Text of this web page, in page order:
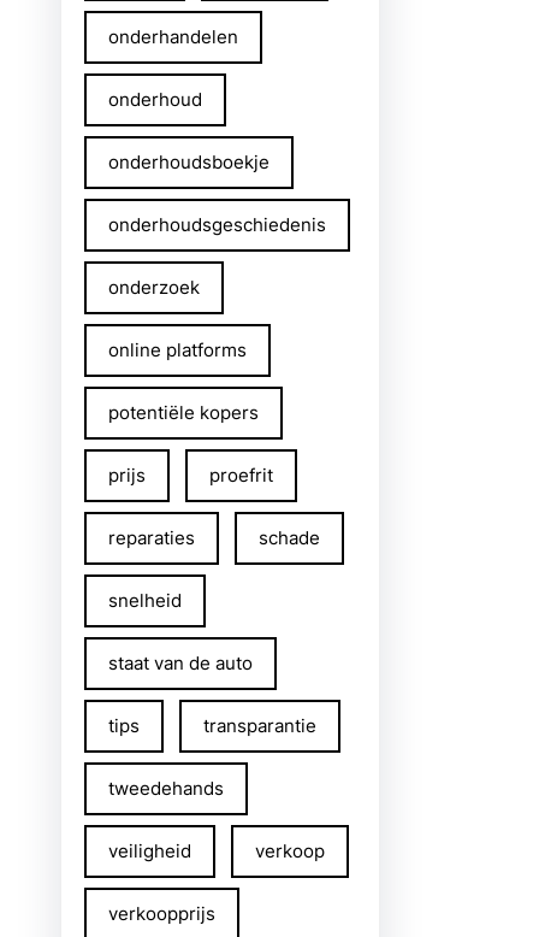
onderhandelen
onderhoud
onderhoudsboekje
onderhoudsgeschiedenis
onderzoek
online platforms
potentiële kopers
prijs proefrit
reparaties schade
snelheid
staat van de auto
tips transparantie
tweedehands
veiligheid verkoop
verkoopprijs